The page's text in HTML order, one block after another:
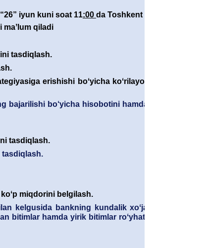
26” iyun kuni soat 11:00 da Toshkent shahri,
maʼlum qiladi
tasdiqlash.
erishishi boʻyicha koʻrilayotgan chora-
bo‘yicha hisobotini hamda 2026-yilda
tasdiqlash.
tasdiqlash.
miqdorini belgilash.
kelgusida bankning kundalik xoʻjalik faoliyati
bitimlar hamda yirik bitimlar roʻyhatini aniqlash